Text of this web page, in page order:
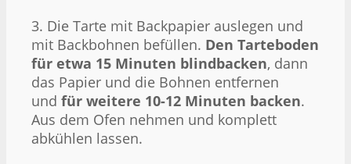
3. Die Tarte mit Backpapier auslegen und
mit Backbohnen befüllen. Den Tarteboden
für etwa 15 Minuten blindbacken, dann
das Papier und die Bohnen entfernen
und für weitere 10-12 Minuten backen.
Aus dem Ofen nehmen und komplett
abkühlen lassen.